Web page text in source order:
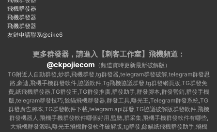
飛機群發器
飛機群發器
飛機群發器
友鏈申請聯系@cike6
更多群發器，請進入【刺客工作室】 飛機頻道：
@ckpojiecom （頻道實時更新最新破解版）
TG附近人自動群發,炒群,飛機群發,tg群發器,telegram群發破解,telegram群發思
路,豪迪,飛機手機群發軟件,協議軟件,Tg飛機協議群發,tg群發網頁版,TG群發免
費,紙飛機群發器,TG群發王,TG群發推廣,群發助手,群發腳本,群發營銷,群發手機
版,telegram群發技巧,餘貓飛機群發器,群發工具,曝光王,Telegram群發系統,TG
群發廣告腳本,TG群發軟件下載,telegram api群發,TG協議破解版群發軟件,飛機
群發機器人,飛機手機群發軟件哪個好用,監聽,群采集,飛機手機群發軟件有哪些,
大飛機群發源碼,曝光王飛機群發軟件破解版,tg群發,餘貓紙飛機群發助手,飛機